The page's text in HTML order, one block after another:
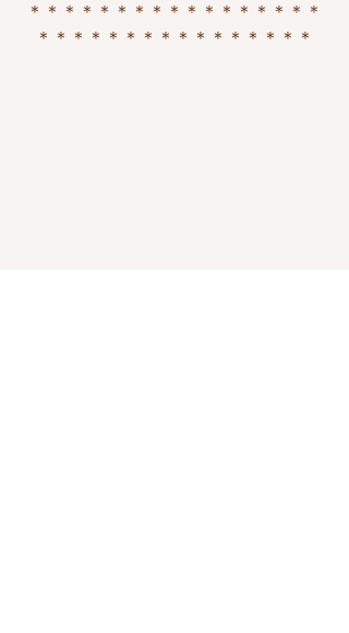
＊＊＊＊＊＊＊＊＊＊＊＊＊＊＊＊＊
＊＊＊＊＊＊＊＊＊＊＊＊＊＊＊＊